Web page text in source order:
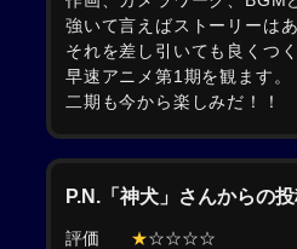
強いて言えばストーリーは
それを差し引いても良くつ
早速アニメ第1期を観ます。
二期も今から楽しみだ！！
P.N.「神犬」さんからの
評価 ★☆☆☆☆